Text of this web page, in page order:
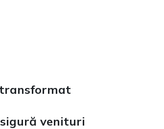
transformat
venituri